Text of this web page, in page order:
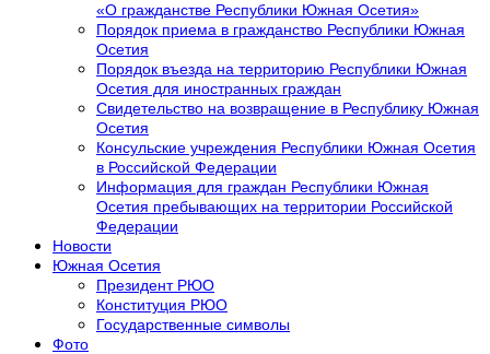
«О гражданстве Республики Южная Осетия»
Порядок приема в гражданство Республики Южная
Осетия
Порядок въезда на территорию Республики Южная
Осетия для иностранных граждан
Свидетельство на возвращение в Республику Южная
Осетия
Консульские учреждения Республики Южная Осетия
в Российской Федерации
Информация для граждан Республики Южная
Осетия пребывающих на территории Российской
Федерации
Новости
Южная Осетия
Президент РЮО
Конституция РЮО
Государственные символы
Фото